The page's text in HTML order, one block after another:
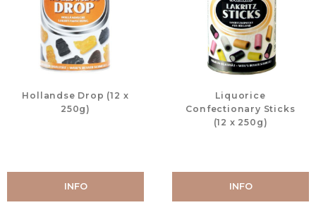
Hollandse Drop (12 x
250g)
INFO
Liquorice
Confectionary Sticks
(12 x 250g)
INFO